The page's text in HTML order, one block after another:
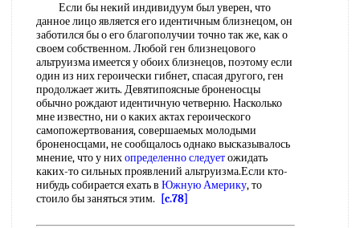
Если бы некий индивидуум был уверен, что
данное лицо является его идентичным близнецом, он
заботился бы о его благополучии точно так же, как о
своем собственном. Любой ген близнецового
альтруизма имеется у обоих близнецов, поэтому если
один из них героически гибнет, спасая другого, ген
продолжает жить. Девятипоясные броненосцы
обычно рождают идентичную четверню. Насколько
мне известно, ни о каких актах героического
самопожертвования, совершаемых молодыми
броненосцами, не сообщалось однако высказывалось
мнение, что у нихопределенно следуетожидать
каких-то сильных проявлений альтруизма.Если кто-
нибудь собирается ехать в Южную Америку, то
стоило бы заняться этим.
[c.78]